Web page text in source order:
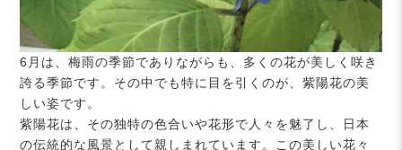
6月は、梅雨の季節でありながらも、多くの花が美しく咲き
誇る季節です。その中でも特に目を引くのが、紫陽花の美
しい姿です。
紫陽花は、その独特の色合いや花形で人々を魅了し、日本
の伝統的な風景として親しまれています。この美しい花々